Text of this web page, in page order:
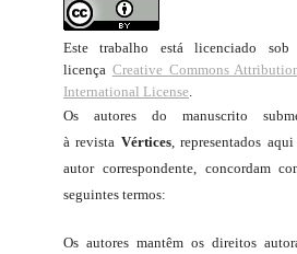
Este trabalho está licenciado sob
licença Creative Commons
International License
Os autores do manuscrito
à revista Vértices, representados
autor correspondente, concordam
seguintes termos:
Os autores mantêm os direitos